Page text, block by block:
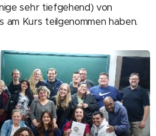
sehr tiefgehend) von
Kurs teilgenommen haben.